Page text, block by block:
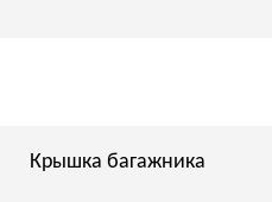
Крышка багажника